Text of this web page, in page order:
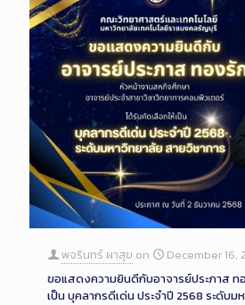
พจรินทร์ ผาสุข on
December 16,
ขอแสดงความยินดีกับอาจารย์ประภาส ท
เป็น บุคลากรดีเด่น ประจำปี 2568 ระดับม